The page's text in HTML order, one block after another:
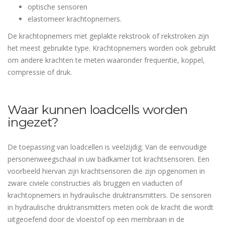
optische sensoren
elastomeer krachtopnemers.
De krachtopnemers met geplakte rekstrook of rekstroken zijn
het meest gebruikte type. Krachtopnemers worden ook gebruikt
om andere krachten te meten waaronder frequentie, koppel,
compressie of druk.
Waar kunnen loadcells worden
ingezet?
De toepassing van loadcellen is veelzijdig. Van de eenvoudige
personenweegschaal in uw badkamer tot krachtsensoren. Een
voorbeeld hiervan zijn krachtsensoren die zijn opgenomen in
zware civiele constructies als bruggen en viaducten of
krachtopnemers in hydraulische druktransmitters. De sensoren
in hydraulische druktransmitters meten ook de kracht die wordt
uitgeoefend door de vloeistof op een membraan in de